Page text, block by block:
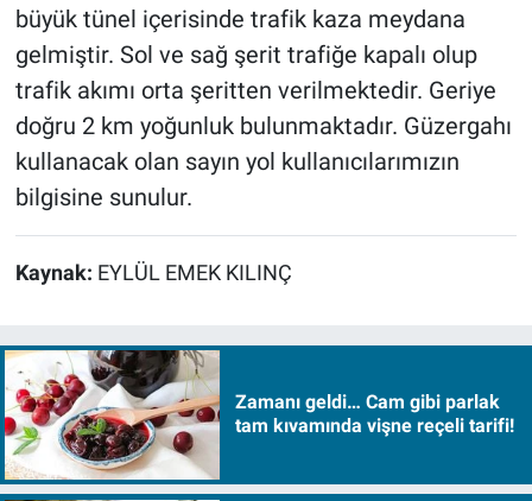
büyük tünel içerisinde trafik kaza meydana
gelmiştir. Sol ve sağ şerit trafiğe kapalı olup
trafik akımı orta şeritten verilmektedir. Geriye
doğru 2 km yoğunluk bulunmaktadır. Güzergahı
kullanacak olan sayın yol kullanıcılarımızın
bilgisine sunulur.
Kaynak: EYLÜL EMEK KILINÇ
Zamanı geldi… Cam gibi parlak
tam kıvamında vişne reçeli tarifi!